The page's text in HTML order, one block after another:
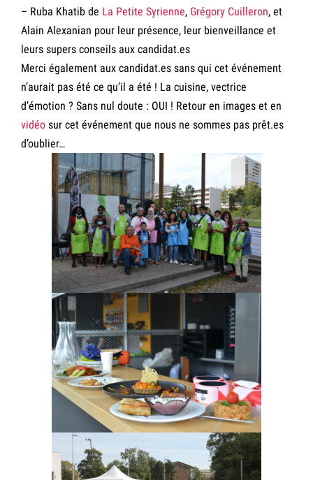
– Ruba Khatib de La Petite Syrienne, Grégory Cuilleron, et
Alain Alexanian pour leur présence, leur bienveillance et
leurs supers conseils aux candidat.es
Merci également aux candidat.es sans qui cet événement
n’aurait pas été ce qu’il a été ! La cuisine, vectrice
d’émotion ? Sans nul doute : OUI ! Retour en images et en
vidéo sur cet événement que nous ne sommes pas prêt.es
d’oublier…